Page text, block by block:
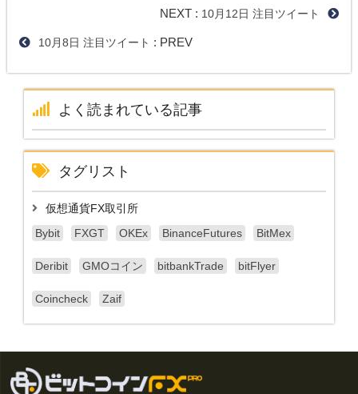
NEXT : 10月12日 注目ツイート
10月8日 注目ツイート : PREV
よく読まれている記事
タグリスト
仮想通貨FX取引所
Bybit
FXGT OKEx BinanceFutures BitMex
Deribit GMOコイン bitbankTrade bitFlyer
Coincheck Zaif